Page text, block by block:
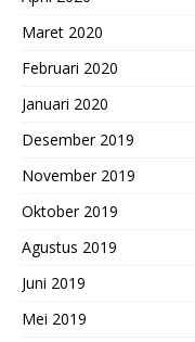
Maret 2020
Februari 2020
Januari 2020
Desember 2019
November 2019
Oktober 2019
Agustus 2019
Juni 2019
Mei 2019